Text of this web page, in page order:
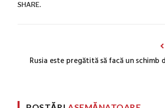
SHARE.
Rusia este pregătită să facă un schimb